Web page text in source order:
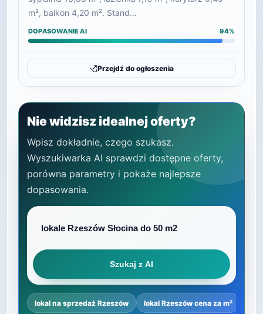
m², balkon 4,20 m². Stand…
DOPASOWANIE AI 94%
Przejdź do ogłoszenia
Nie widzisz idealnej oferty?
Wpisz dokładnie, czego szukasz.
Wyszukiwarka AI sprawdzi dostępne oferty,
porówna parametry i pokaże najlepsze
dopasowania.
Szukaj z AI
lokal na sprzedaż Rzeszów lokal Rzeszów cena za m²